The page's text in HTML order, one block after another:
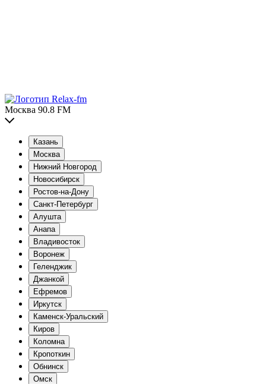
Москва 90.8 FM
Казань
Москва
Нижний Новгород
Новосибирск
Ростов-на-Дону
Санкт-Петербург
Алушта
Анапа
Владивосток
Воронеж
Геленджик
Джанкой
Ефремов
Иркутск
Каменск-Уральский
Киров
Коломна
Кропоткин
Обнинск
Омск